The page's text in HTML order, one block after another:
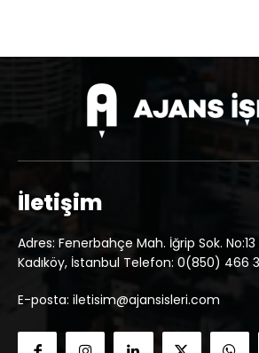
İletişim
Adres: Fenerbahçe Mah. İğrip Sok. No:13
Kadıköy, İstanbul Telefon: 0(850) 466
E-posta: iletisim@ajansisleri.com